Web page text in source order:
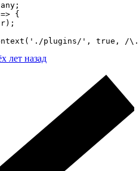
{
plugins/', true, /
лет назад